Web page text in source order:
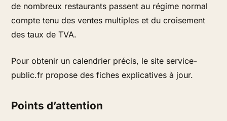
de nombreux restaurants passent au régime normal
compte tenu des ventes multiples et du croisement
des taux de TVA.
Pour obtenir un calendrier précis, le site service-
public.fr propose des fiches explicatives à jour.
Points d’attention